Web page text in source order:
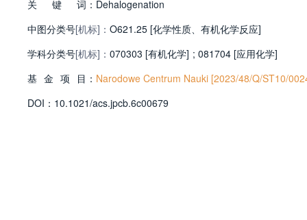
关 键 词： Dehalogenation
中图分类号[机标]： O621.25 [化学性质、有机化学反应]
学科分类号[机标]： 070303 [有机化学] ; 081704 [应用化学]
基 金 项 目： Narodowe Centrum Nauki [2023/48/Q/ST10/
DOI： 10.1021/acs.jpcb.6c00679